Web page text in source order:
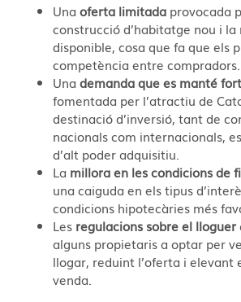
Una oferta limitada provocada
construcció d’habitatge nou i la
disponible, cosa que fa que els
competència entre compradors.
Una demanda que es manté
fomentada per l’atractiu de
destinació d’inversió, tant de
nacionals com internacionals,
d’alt poder adquisitiu.
La millora en les condicions de
una caiguda en els tipus
condicions hipotecàries més
Les regulacions sobre el lloguer
alguns propietaris a optar per
llogar, reduint l’oferta i elevant
venda.